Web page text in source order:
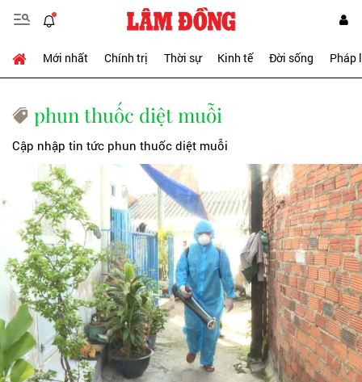
Mới nhất Chính trị Thời sự Kinh tế Đời sống Pháp
phun thuốc diệt muỗi
Cập nhập tin tức phun thuốc diệt muỗi